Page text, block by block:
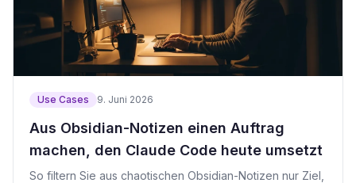
Use Cases 9. Juni 2026
Aus Obsidian-Notizen einen Auftrag
machen, den Claude Code heute umsetzt
So filtern Sie aus chaotischen Obsidian-Notizen nur Ziel,